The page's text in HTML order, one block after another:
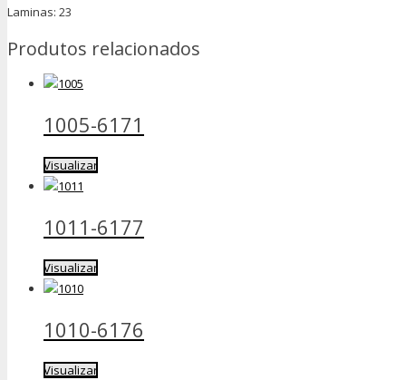
Laminas: 23
Produtos relacionados
1005-6171
Visualizar
1011-6177
Visualizar
1010-6176
Visualizar